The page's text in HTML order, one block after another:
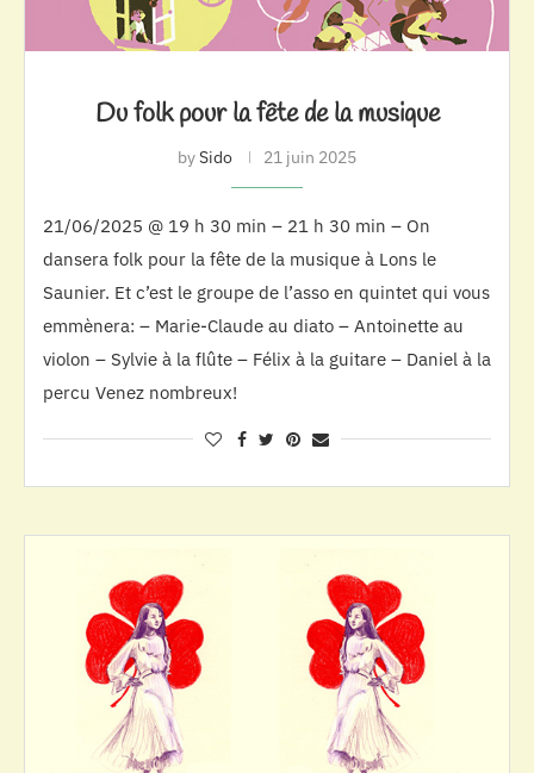
Du folk pour la fête de la musique
bySido 21 juin 2025
21/06/2025 @ 19 h 30 min – 21 h 30 min – On
dansera folk pour la fête de la musique à Lons le
Saunier. Et c’est le groupe de l’asso en quintet qui vous
emmènera: – Marie-Claude au diato – Antoinette au
violon – Sylvie à la flûte – Félix à la guitare – Daniel à la
percu Venez nombreux!